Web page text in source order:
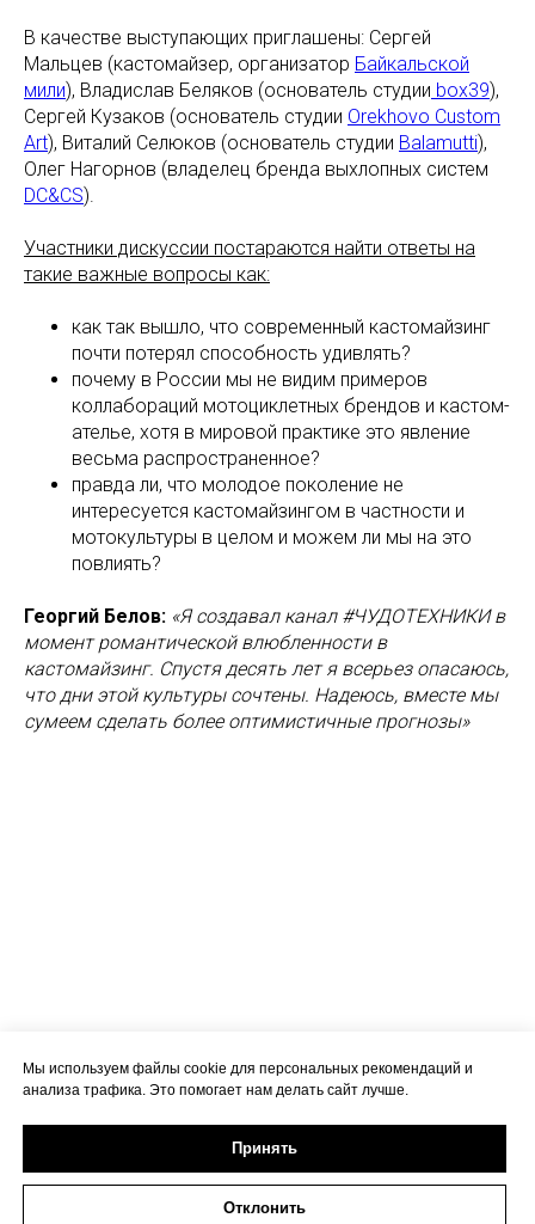
В качестве выступающих приглашены: Сергей
Мальцев (кастомайзер, организатор Байкальской
мили), Владислав Беляков (основатель студии box39),
Сергей Кузаков (основатель студии Orekhovo Custom
Art), Виталий Селюков (основатель студии Balamutti),
Олег Нагорнов (владелец бренда выхлопных систем
DC&CS).
Участники дискуссии постараются найти ответы на
такие важные вопросы как:
как так вышло, что современный кастомайзинг
почти потерял способность удивлять?
почему в России мы не видим примеров
коллабораций мотоциклетных брендов и кастом-
ателье, хотя в мировой практике это явление
весьма распространенное?
правда ли, что молодое поколение не
интересуется кастомайзингом в частности и
мотокультуры в целом и можем ли мы на это
повлиять?
Георгий Белов: «Я создавал канал #ЧУДОТЕХНИКИ в
момент романтической влюбленности в
кастомайзинг. Спустя десять лет я всерьез опасаюсь,
что дни этой культуры сочтены. Надеюсь, вместе мы
сумеем сделать более оптимистичные прогнозы»
Мы используем файлы cookie для персональных рекомендаций и
анализа трафика. Это помогает нам делать сайт лучше.
Принять
Отклонить